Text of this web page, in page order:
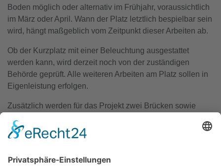
Boden möglich oder alternativ im Frühjahr, voraussichtlich
im März oder April. Wann der Platz letztlich bespielbar sein
wird, hängt maßgeblich vom Zeitpunkt dieser Arbeiten ab.
Ob der Kurzplatz mit einer Beleuchtung ausgestattet
werden kann, wird derzeit noch von der zuständigen
Behörde geprüft. Alle weiteren Arbeiten am Platz sollen in
Eigenleistung erfolgen.
Zusätzlich werden für das Projekt zwei Brücken sowie
belaufen sich nach aktueller Einschätzung auf etwa 15.000
bis 20.000 Euro. Diese sollen vollständig durch Spenden